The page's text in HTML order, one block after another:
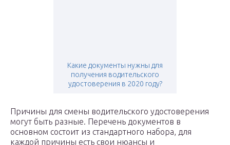
Какие документы нужны для
получения водительского
удостоверения в 2020 году?
Причины для смены водительского удостоверения
могут быть разные. Перечень документов в
основном состоит из стандартного набора, для
каждой причины есть свои нюансы и